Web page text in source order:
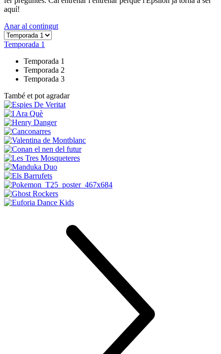
aquí!
Anar al contingut
Temporada 1
Temporada 1
Temporada 2
Temporada 3
També et pot agradar